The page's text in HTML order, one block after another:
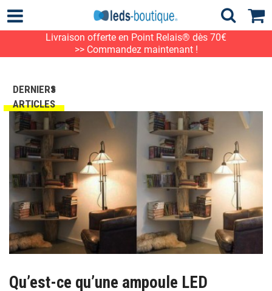
Livraison offerte en Point Relais® dès 70€
>> Commandez maintenant !
DERNIERS
ARTICLES
Qu’est-ce qu’une ampoule LED